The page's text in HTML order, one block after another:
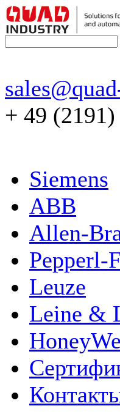
+ 49
Siemens
ABB
Allen-
Pepperl-
Leuze
Leine &